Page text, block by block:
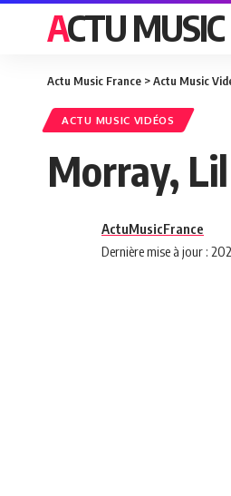
ACTU
Actu Music France >Actu Music
ACTU MUSIC VIDÉOS
Morray,
Dernière mise à jour :
ActuMusicFrance